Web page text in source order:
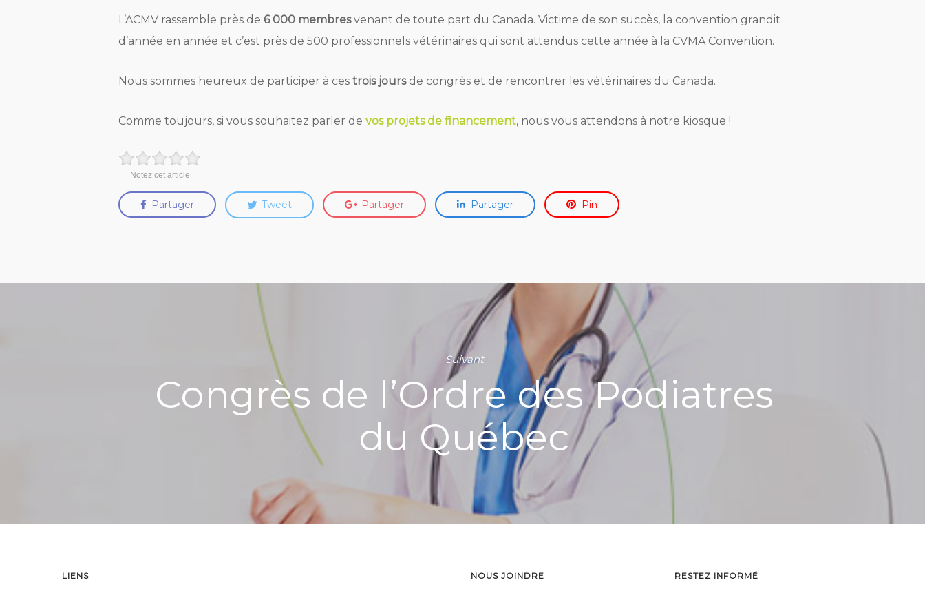
L’ACMV rassemble près de 6 000 membresvenant de toute part du Canada. Victime de son succès, la convention grandit
d’année en année et c’est près de 500 professionnels vétérinaires qui sont attendus cette année à la CVMA Convention.
Nous sommes heureux de participer à ces trois joursde congrès et de rencontrer les vétérinaires du Canada.
Comme toujours, si vous souhaitez parler de vos projets de financement, nous vous attendons à notre kiosque !
Notez cet article
Partager Tweet Partager Partager Pin
Suivant
Congrès de l’Ordre des Podiatres
du Québec
LIENS NOUS JOINDRE RESTEZ INFORMÉ